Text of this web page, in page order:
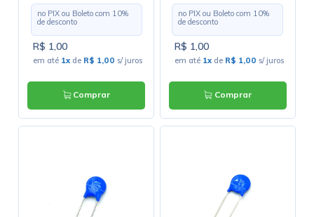
no PIX ou Boleto com 10%
de desconto
R$ 1,00
em até 1x de R$ 1,00 s/ juros
Comprar
no PIX ou Boleto com 10%
de desconto
R$ 1,00
em até 1x de R$ 1,00 s/ juros
Comprar